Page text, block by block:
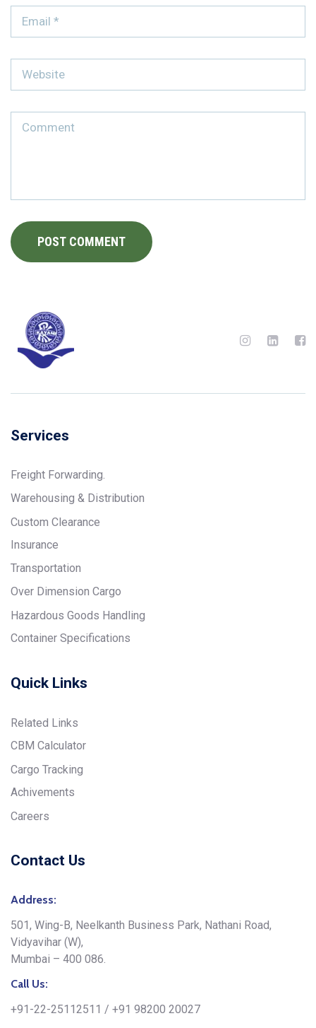
Services
Freight Forwarding.
Warehousing & Distribution
Custom Clearance
Insurance
Transportation
Over Dimension Cargo
Hazardous Goods Handling
Container Specifications
Quick Links
Related Links
CBM Calculator
Cargo Tracking
Achivements
Careers
Contact Us
Address:
501, Wing-B, Neelkanth Business Park, Nathani Road,
Vidyavihar (W),
Mumbai – 400 086.
Call Us:
+91-22-25112511 / +91 98200 20027